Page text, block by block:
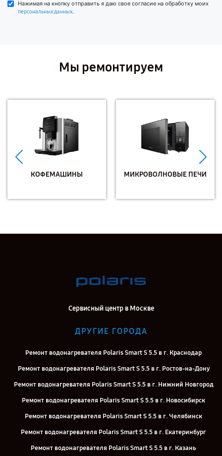
Нажимая на кнопку отправить я даю свое согласие на обработку моих
персональных данных.
Мы ремонтируем
КОФЕМАШИНЫ МИКРОВОЛНОВЫЕ ПЕЧИ
Сервисный центр в Москве
ДРУГИЕ ГОРОДА
Ремонт водонагревателя Polaris Smart S 5.5 в г. Краснодар
Ремонт водонагревателя Polaris Smart S 5.5 в г. Ростов-на-Дону
Ремонт водонагревателя Polaris Smart S 5.5 в г. Нижний Новгород
Ремонт водонагревателя Polaris Smart S 5.5 в г. Новосибирск
Ремонт водонагревателя Polaris Smart S 5.5 в г. Челябинск
Ремонт водонагревателя Polaris Smart S 5.5 в г. Екатеринбург
Ремонт водонагревателя Polaris Smart S 5.5 в г. Казань